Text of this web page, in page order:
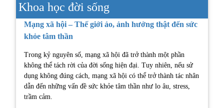
Khoa học đời sống
Mạng xã hội – Thế giới ảo, ảnh hưởng thật đến sức
khỏe tâm thần
Trong kỷ nguyên số, mạng xã hội đã trở thành một phần
không thể tách rời của đời sống hiện đại. Tuy nhiên, nếu sử
dụng không đúng cách, mạng xã hội có thể trở thành tác nhân
dẫn đến những vấn đề sức khỏe tâm thần như lo âu, stress,
trầm cảm.